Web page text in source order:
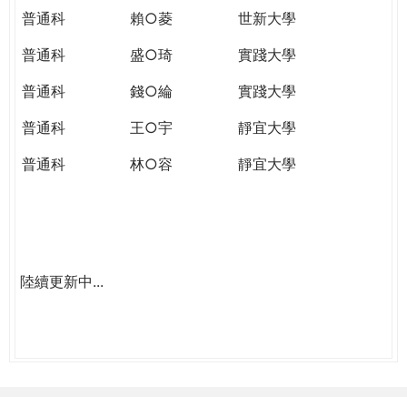
普通科
賴○菱
世新大學
普通科
盛○琦
實踐大學
普通科
錢○綸
實踐大學
普通科
王○宇
靜宜大學
普通科
林○容 靜宜大學
陸續更新中...